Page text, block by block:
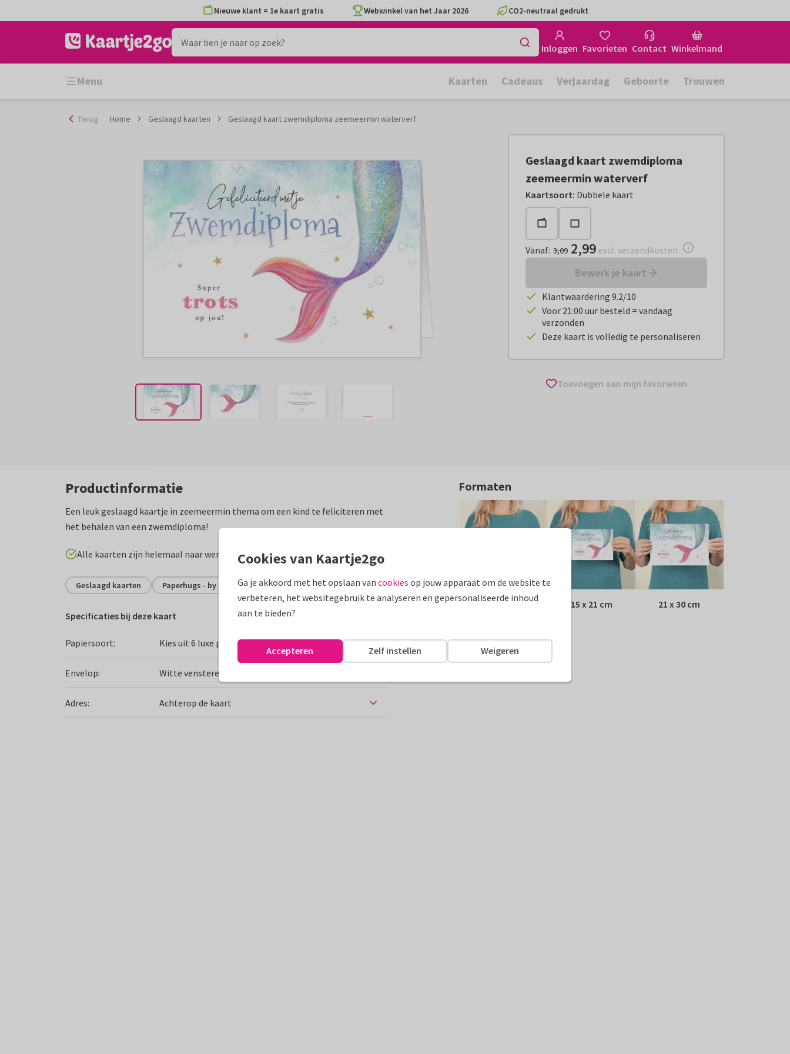
naar
Nieuwe klant = 1e kaart gratis Webwinkel van het Jaar 2026 CO2-neutraal gedrukt
Inloggen Favorieten Contact Winkelmand
Menu Kaarten Cadeaus Verjaardag Geboorte Trouwen
Terug Home Geslaagd kaarten Geslaagd kaart zwemdiploma zeemeermin waterverf
Geslaagd kaart zwemdiploma
zeemeermin waterverf
Kaartsoort: Dubbele kaart
Vanaf:€ 2,99 excl. verzendkosten
Vanaf: 3,09 2,99 excl. verzendkosten
Bewerk je kaart
Klantwaardering 9.2/10
Voor 21:00 uur besteld = vandaag
verzonden
Deze kaart is volledig te personaliseren
Toevoegen aan mijn favorieten
Productinformatie
Een leuk geslaagd kaartje in zeemeermin thema om een kind te feliciteren met
het behalen van een zwemdiploma!
Alle kaarten zijn helemaal naar wens aan te passen
Geslaagd kaarten Paperhugs - by Lidy Zwemdiploma
Specificaties bij deze kaart
Papiersoort: Kies uit 6 luxe papiersoorten
Envelop: Witte vensterenvelop
Adres: Achterop de kaart
Formaten
10 x 15 cm 15 x 21 cm 21 x 30 cm
Cookies van Kaartje2go
Ga je akkoord met het opslaan van cookies op jouw apparaat om de website te
verbeteren, het websitegebruik te analyseren en gepersonaliseerde inhoud
aan te bieden?
Weigeren
Zelf instellen
Accepteren